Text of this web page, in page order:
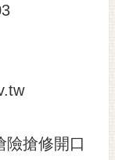
險搶修開口